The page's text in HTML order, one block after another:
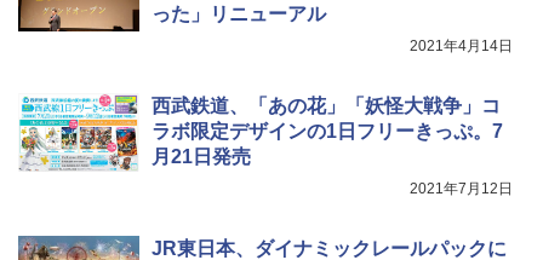
￥-
った」リニューアル
2021年4月14日
西武鉄道、「あの花」「妖怪大戦争」コ
ラボ限定デザインの1日フリーきっぷ。7
月21日発売
2021年7月12日
JR東日本、ダイナミックレールパックに